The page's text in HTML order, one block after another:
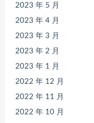
2023 年 5 月
2023 年 4 月
2023 年 3 月
2023 年 2 月
2023 年 1 月
2022 年 12 月
2022 年 11 月
2022 年 10 月